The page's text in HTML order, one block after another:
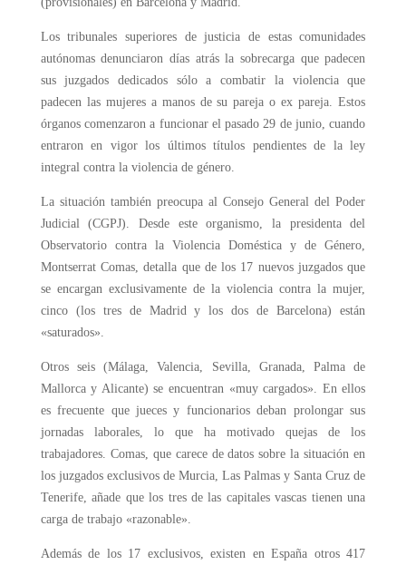
Los tribunales superiores de justicia de estas comunidades
autónomas denunciaron días atrás la sobrecarga que padecen
sus juzgados dedicados sólo a combatir la violencia que
padecen las mujeres a manos de su pareja o ex pareja. Estos
órganos comenzaron a funcionar el pasado 29 de junio, cuando
entraron en vigor los últimos títulos pendientes de la ley
integral contra la violencia de género.
La situación también preocupa al Consejo General del Poder
Judicial (CGPJ). Desde este organismo, la presidenta del
Observatorio contra la Violencia Doméstica y de Género,
Montserrat Comas, detalla que de los 17 nuevos juzgados que
se encargan exclusivamente de la violencia contra la mujer,
cinco (los tres de Madrid y los dos de Barcelona) están
«saturados».
Otros seis (Málaga, Valencia, Sevilla, Granada, Palma de
Mallorca y Alicante) se encuentran «muy cargados». En ellos
es frecuente que jueces y funcionarios deban prolongar sus
jornadas laborales, lo que ha motivado quejas de los
trabajadores. Comas, que carece de datos sobre la situación en
los juzgados exclusivos de Murcia, Las Palmas y Santa Cruz de
Tenerife, añade que los tres de las capitales vascas tienen una
carga de trabajo «razonable».
Además de los 17 exclusivos, existen en España otros 417